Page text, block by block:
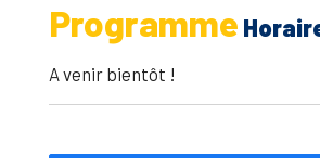
Programme
A venir bientôt !